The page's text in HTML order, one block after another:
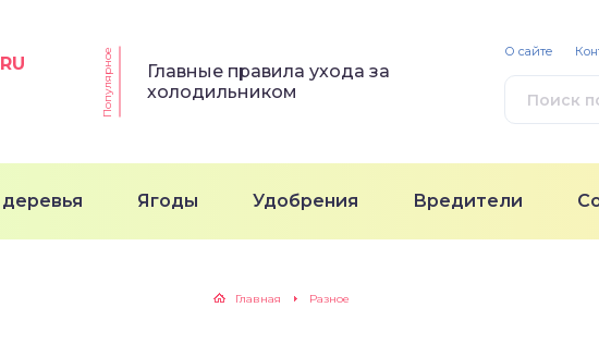
RU Популярное
Главные правила ухода за
холодильником
Ягоды Удобрения Вредители
О сайте
Главная Разное